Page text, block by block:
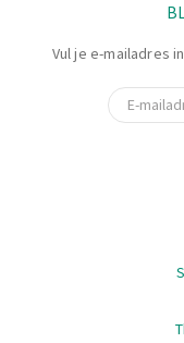
Vul je e-mailadres
E-mail